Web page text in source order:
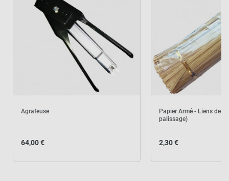
Agrafeuse
64,00 €
Papier Armé - Liens de
palissage)
2,30 €